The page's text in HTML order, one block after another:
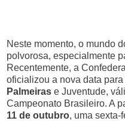
Neste momento, o mundo
polvorosa, especialmente
Recentemente, a
oficializou a nova data
Palmeiras e Juventude,
Campeonato Brasileiro. A
11 de outubro, uma sexta-